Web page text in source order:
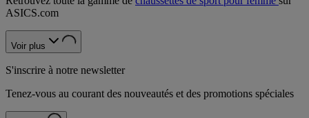
ASICS.com
Voir plus
S'inscrire à notre newsletter
Tenez-vous au courant des nouveautés et des promotions spéciales